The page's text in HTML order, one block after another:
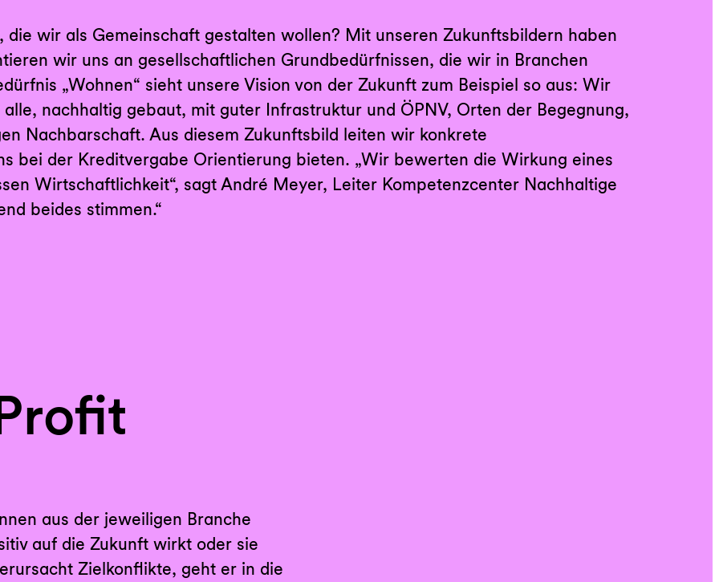
die wir als Gemeinschaft gestalten wollen? Mit unseren Zukunftsbildern haben
wir uns an gesellschaftlichen Grundbedürfnissen, die wir in Branchen
„Wohnen“ sieht unsere Vision von der Zukunft zum Beispiel so aus: Wir
nachhaltig gebaut, mit guter Infrastruktur und ÖPNV, Orten der Begegnung,
Nachbarschaft. Aus diesem Zukunftsbild leiten wir konkrete
bei der Kreditvergabe Orientierung bieten. „Wir bewerten die Wirkung eines
Wirtschaftlichkeit“, sagt André Meyer, Leiter Kompetenzcenter Nachhaltige
beides stimmen.“
aus der jeweiligen Branche
auf die Zukunft wirkt oder sie
Zielkonflikte, geht er in die